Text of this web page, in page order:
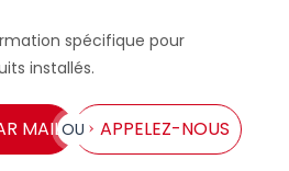
spécifique pour
installés.
MAILOU > APPELEZ-NOUS